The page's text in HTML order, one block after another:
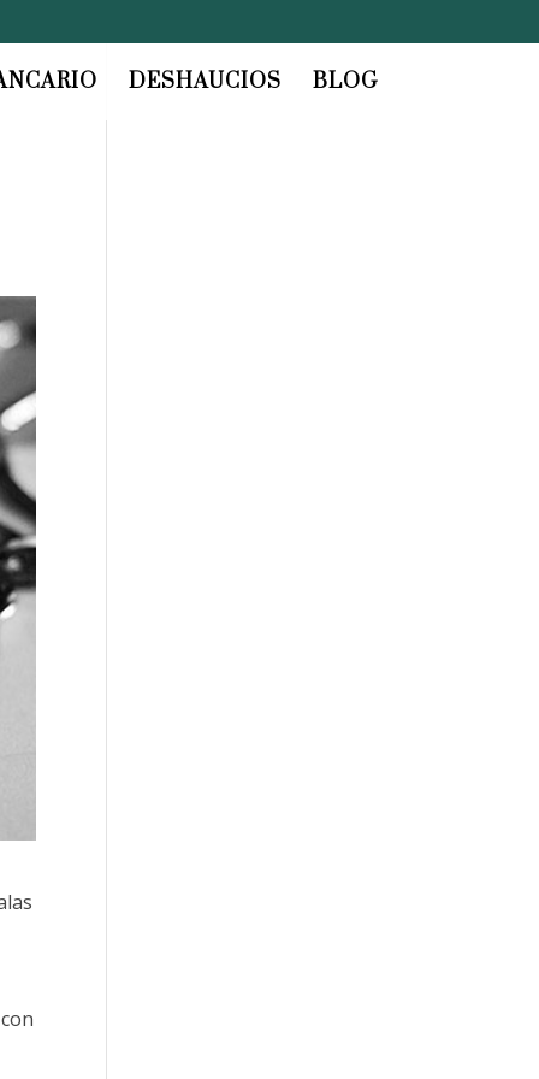
DESHAUCIOS BLOG